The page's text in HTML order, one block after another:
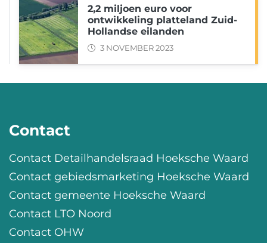
2,2 miljoen euro voor
ontwikkeling platteland Zuid-
Hollandse eilanden
3 NOVEMBER 2023
Contact
Contact Detailhandelsraad Hoeksche Waard
Contact gebiedsmarketing Hoeksche Waard
Contact gemeente Hoeksche Waard
Contact LTO Noord
Contact OHW